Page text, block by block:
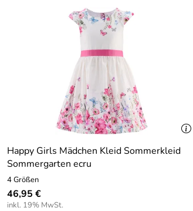
Happy Girls Mädchen Kleid Sommerkleid
Sommergarten ecru
4 Größen
46,95 €
inkl. 19% MwSt.